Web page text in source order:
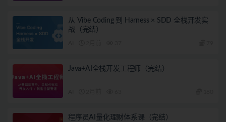
从 Vibe Coding 到 Harness × SDD 全栈开发实
战（完结）
Java+AI全栈开发工程师（完结）
程序员AI量化理财体系课（完结）